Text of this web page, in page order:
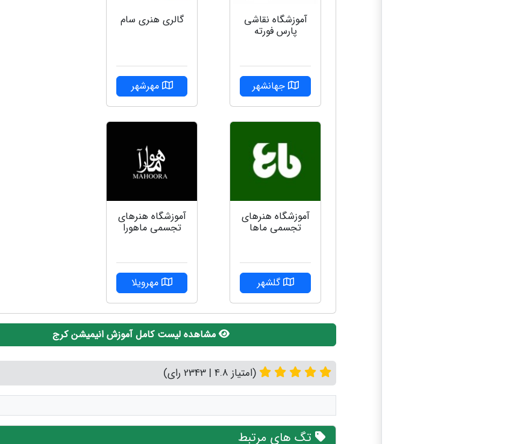
آموزشگاه نقاشی
پارس فورته
جهانشهر
گالری هنری سام
مهرشهر
آموزشگاه هنرهای
تجسمی ماها
گلشهر
آموزشگاه هنرهای
تجسمی ماهورا
مهرویلا
مشاهده لیست کامل آموزش انیمیشن کرج
(امتیاز 4.8 | 2343 رای)
تگ های مرتبط